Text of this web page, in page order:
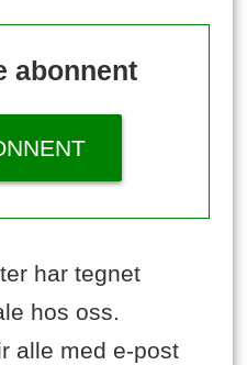
abonnent
har tegnet
hos oss.
alle med e-post